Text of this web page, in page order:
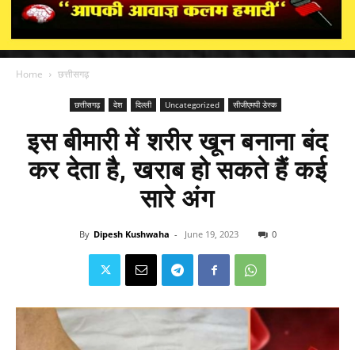
Home छत्तीसगढ़
छत्तीसगढ़ देश दिल्ली Uncategorized सीजीएमपी डेस्क
इस बीमारी में शरीर खून बनाना बंद
कर देता है, खराब हो सकते हैं कई
सारे अंग
By Dipesh Kushwaha - June 19, 2023 0